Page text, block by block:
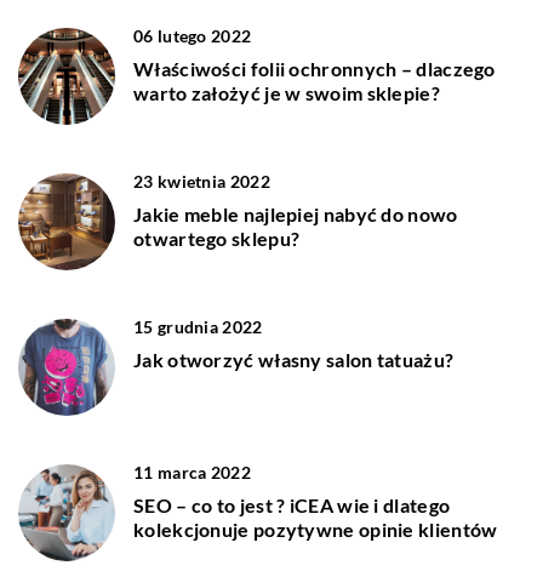
06 lutego 2022
Właściwości folii ochronnych – dlaczego
warto założyć je w swoim sklepie?
23 kwietnia 2022
Jakie meble najlepiej nabyć do nowo
otwartego sklepu?
15 grudnia 2022
Jak otworzyć własny salon tatuażu?
11 marca 2022
SEO – co to jest ? iCEA wie i dlatego
kolekcjonuje pozytywne opinie klientów